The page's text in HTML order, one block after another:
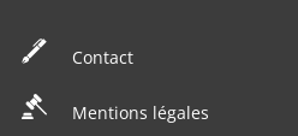
Contact
Mentions légales